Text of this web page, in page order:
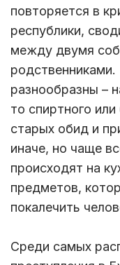
повторяется в
республики,
между двумя
разнообразны –
то спиртного
старых обид и
иначе, но чаще
происходят на
предметов,
покалечить
Среди самых